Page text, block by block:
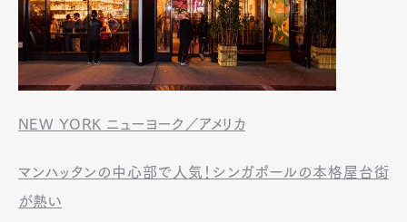
NEW YORK ニューヨーク／アメリカ
マンハッタンの中心部で人気！シンガポールの本格屋台街
が熱い